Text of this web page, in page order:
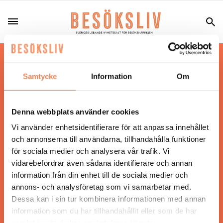
Samtycke Information Om
Denna webbplats använder cookies
Vi använder enhetsidentifierare för att anpassa innehållet
och annonserna till användarna, tillhandahålla funktioner
för sociala medier och analysera vår trafik. Vi
vidarebefordrar även sådana identifierare och annan
information från din enhet till de sociala medier och
annons- och analysföretag som vi samarbetar med.
Dessa kan i sin tur kombinera informationen med annan
information som du har tillhandahållit eller som de har
Hos oss läser du landets mest uppdaterade
nyheter och snackisar inom besöksnäringen.
Besöksliv i sin tryckta form är ett affärsmagasin
Tidningen ges ut avVisita
ANSVARIG UTGIVARE
Jonas Siljhammar
UPPHOVSRÄTT